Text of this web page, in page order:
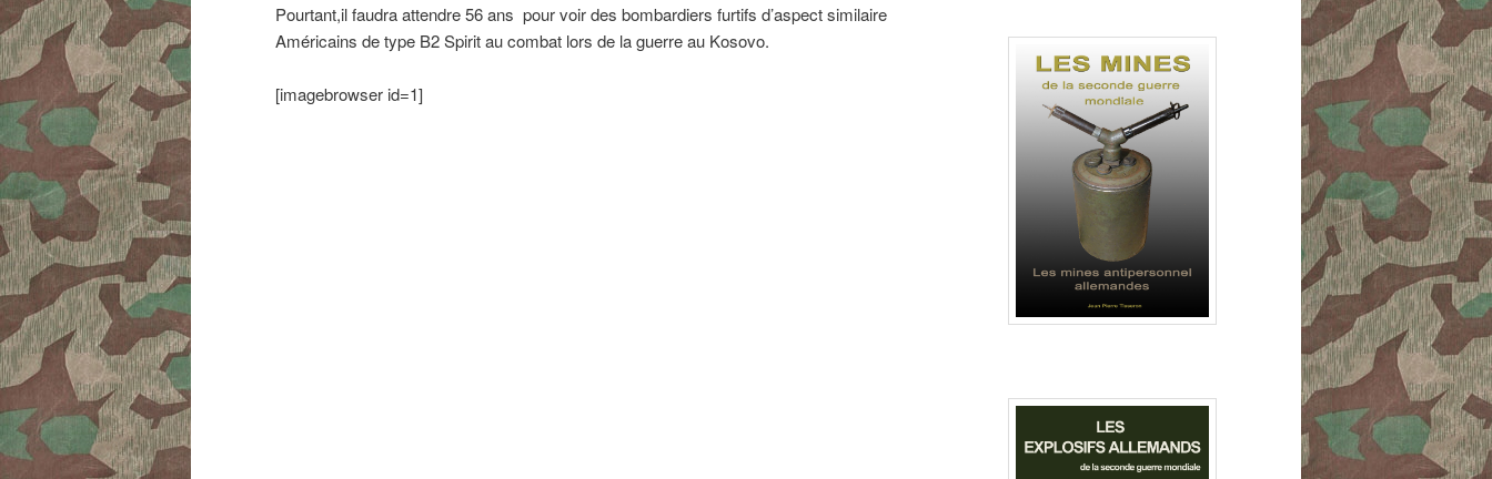
Pourtant,il faudra attendre 56 ans pour voir des bombardiers furtifs d’aspect similaire
Américains de type B2 Spirit au combat lors de la guerre au Kosovo.
[imagebrowser id=1]